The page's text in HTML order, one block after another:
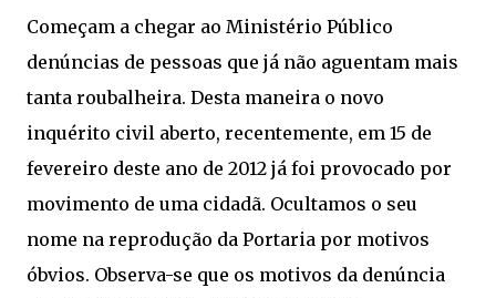
Começam a chegar ao Ministério Público
denúncias de pessoas que já não aguentam mais
tanta roubalheira. Desta maneira o novo
inquérito civil aberto, recentemente, em 15 de
fevereiro deste ano de 2012 já foi provocado por
movimento de uma cidadã. Ocultamos o seu
nome na reprodução da Portaria por motivos
óbvios. Observa-se que os motivos da denúncia